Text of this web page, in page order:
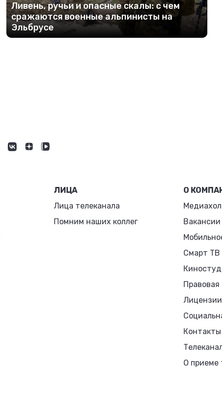
Ливень, ручьи и опасные скалы: с чем
сражаются военные альпинисты на
Эльбрусе
ЛИЦА
Лица телеканала
Помним наших коллег
О
Вакансии
Смарт ТВ
Лицензии
Контакты
О приеме